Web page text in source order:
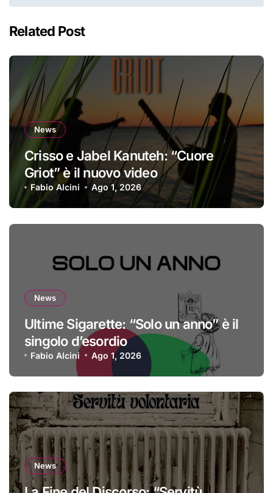
Related Post
News
Crisso e Jabel Kanuteh: “Cuore
Griot” è il nuovo video
Fabio Alcini Ago 1, 2026
News
Ultime Sigarette: “Solo un anno” è il
singolo d’esordio
Fabio Alcini Ago 1, 2026
News